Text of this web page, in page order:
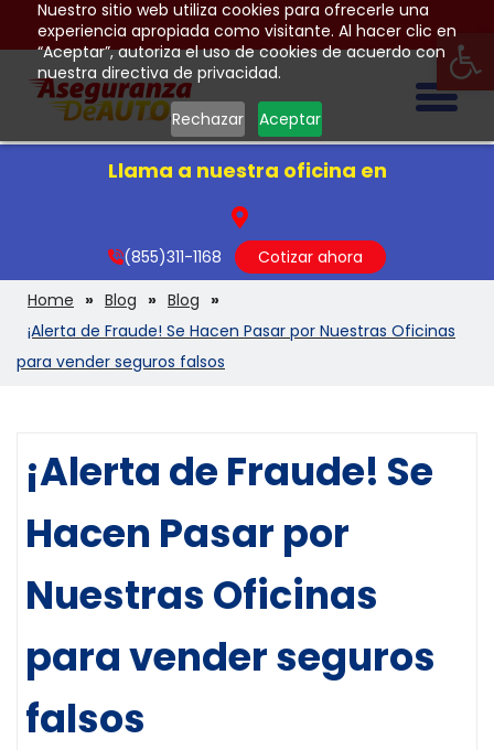
Nuestro sitio web utiliza cookies para ofrecerle una
experiencia apropiada como visitante. Al hacer clic en
“Aceptar”, autoriza el uso de cookies de acuerdo con
nuestra directiva de privacidad.
Rechazar Aceptar
Llama a nuestra oficina en
(855)311-1168
Cotizar ahora
Home
Blog
Blog
¡Alerta de Fraude! Se Hacen Pasar por Nuestras Oficinas
para vender seguros falsos
¡Alerta de Fraude! Se
Hacen Pasar por
Nuestras Oficinas
para vender seguros
falsos